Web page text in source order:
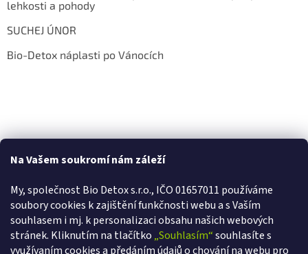
Na Vašem soukromí nám záleží
My, společnost Bio Detox s.r.o., IČO 01657011 používáme
soubory cookies k zajištění funkčnosti webu a s Vaším
souhlasem i mj. k personalizaci obsahu našich webových
stránek. Kliknutím na tlačítko „Souhlasím“souhlasíte s
využívaním cookies a předáním údajů o chování na webu pro
lehkosti a pohody
SUCHEJ ÚNOR
Bio-Detox náplasti po Vánocích